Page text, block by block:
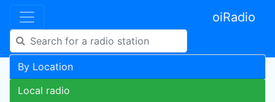
oiRadio
By Location
Local radio